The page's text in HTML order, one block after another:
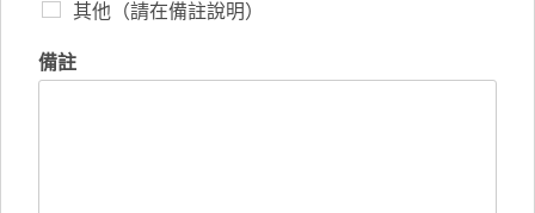
其他（請在備註說明）
備註